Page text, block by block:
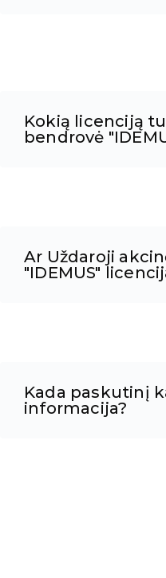
Kokią licenciją
bendrovė
Ar Uždaroji
"IDEMUS"
Kada paskutinį
informacija?